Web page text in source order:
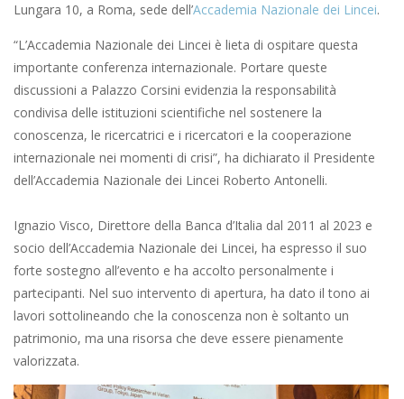
Lungara 10, a Roma, sede dell’Accademia Nazionale dei Lincei.
“L’Accademia Nazionale dei Lincei è lieta di ospitare questa
importante conferenza internazionale. Portare queste
discussioni a Palazzo Corsini evidenzia la responsabilità
condivisa delle istituzioni scientifiche nel sostenere la
conoscenza, le ricercatrici e i ricercatori e la cooperazione
internazionale nei momenti di crisi”, ha dichiarato il Presidente
dell’Accademia Nazionale dei Lincei Roberto Antonelli.
Ignazio Visco, Direttore della Banca d’Italia dal 2011 al 2023 e
socio dell’Accademia Nazionale dei Lincei, ha espresso il suo
forte sostegno all’evento e ha accolto personalmente i
partecipanti. Nel suo intervento di apertura, ha dato il tono ai
lavori sottolineando che la conoscenza non è soltanto un
patrimonio, ma una risorsa che deve essere pienamente
valorizzata.